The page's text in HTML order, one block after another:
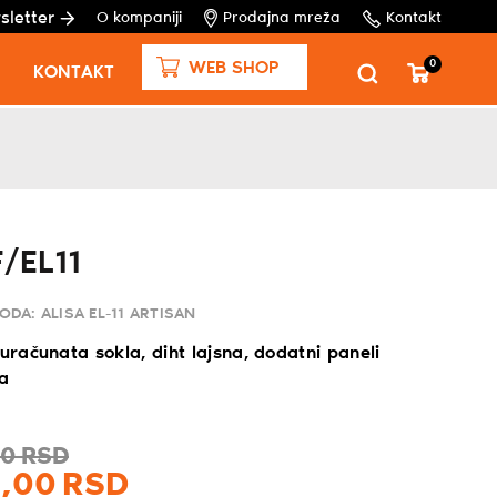
O kompaniji Prodajna mreža Kontakt
KONTAKT WEB SHOP 0
ALISA EL-11 ARTISAN
sokla, diht lajsna, dodatni paneli
RSD
00 RSD